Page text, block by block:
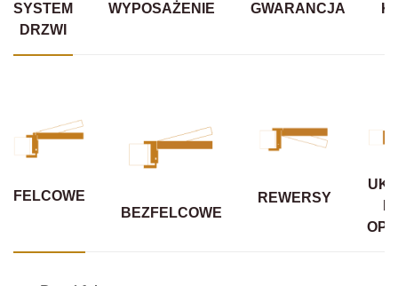
SYSTEM
DRZWI
WYPOSAŻENIE GWARANCJA
FELCOWE
BEZFELCOWE
REWERSY